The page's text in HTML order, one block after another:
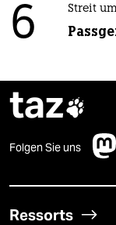
6 Streit
taz
Folgen Sie uns
Ressorts